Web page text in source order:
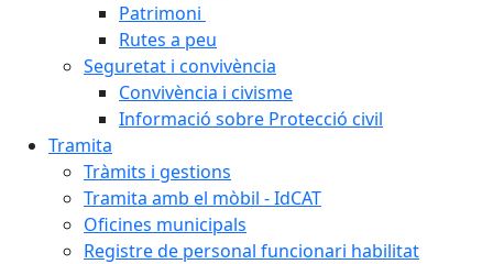
Patrimoni
Rutes a peu
Seguretat i convivència
Convivència i civisme
Informació sobre Protecció civil
Tramita
Tràmits i gestions
Tramita amb el mòbil - IdCAT
Oficines municipals
Registre de personal funcionari habilitat